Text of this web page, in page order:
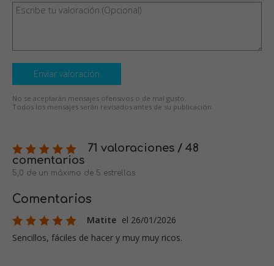
Enviar valoración
No se aceptarán mensajes ofensivos o de mal gusto.
Todos los mensajes serán revisados antes de su publicación.
71 valoraciones / 48
comentarios
5,0 de un máximo de 5 estrellas
Comentarios
Matite el 26/01/2026
Sencillos, fáciles de hacer y muy muy ricos.